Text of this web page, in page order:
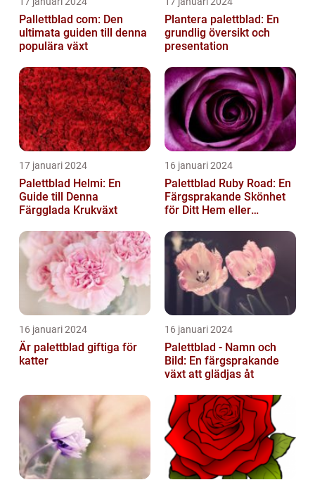
Pallettblad com: Den
ultimata guiden till denna
populära växt
Plantera palettblad: En
grundlig översikt och
presentation
17 januari 2024
Palettblad Helmi: En
Guide till Denna
Färgglada Krukväxt
16 januari 2024
Palettblad Ruby Road: En
Färgsprakande Skönhet
för Ditt Hem eller
16 januari 2024
Är palettblad giftiga för
katter
16 januari 2024
Palettblad - Namn och
Bild: En färgsprakande
växt att glädjas åt